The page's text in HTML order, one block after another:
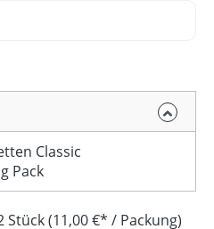
Classic
Pack
Stück (11,00 €* / Packung)